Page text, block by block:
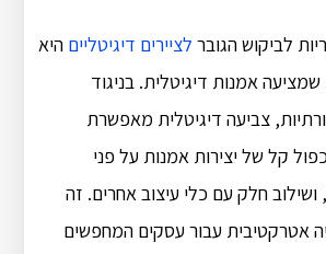
לביקוש הגובר לציירים דיגיטליים היא
שמציעה אמנות דיגיטלית. בניגוד
צביעה דיגיטלית מאפשרת
קל של יצירות אמנות על פני
חלק עם כלי עיצוב אחרים. זה
אטרקטיבית עבור עסקים המחפשים